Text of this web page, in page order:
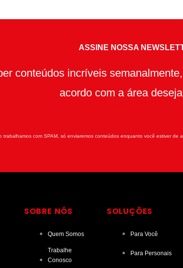
ASSINE NOSSA
conteúdos incríveis
acordo com a área
trabalhamos com SPAM, só enviaremos conteúdos enquanto você estiver de
SOBRE NÓS
Quem Somos
Trabalhe
Conosco
SOLUÇÕES
Para Você
Para Personais